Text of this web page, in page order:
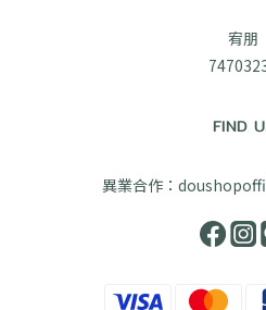
宥朋
FIND
異業合作：